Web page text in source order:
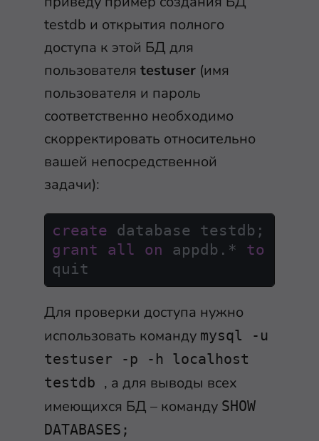
testdb и открытия полного
доступа к этой БД для
пользователя testuser (имя
пользователя и пароль
соответственно необходимо
скорректировать относительно
вашей непосредственной
задачи):
create
grant
all on appdb. * to
quit
Для проверки доступа нужно
использовать команду mysql -u
testuser -p -h localhost
testdb , а для выводы всех
имеющихся БД – команду SHOW
DATABASES;